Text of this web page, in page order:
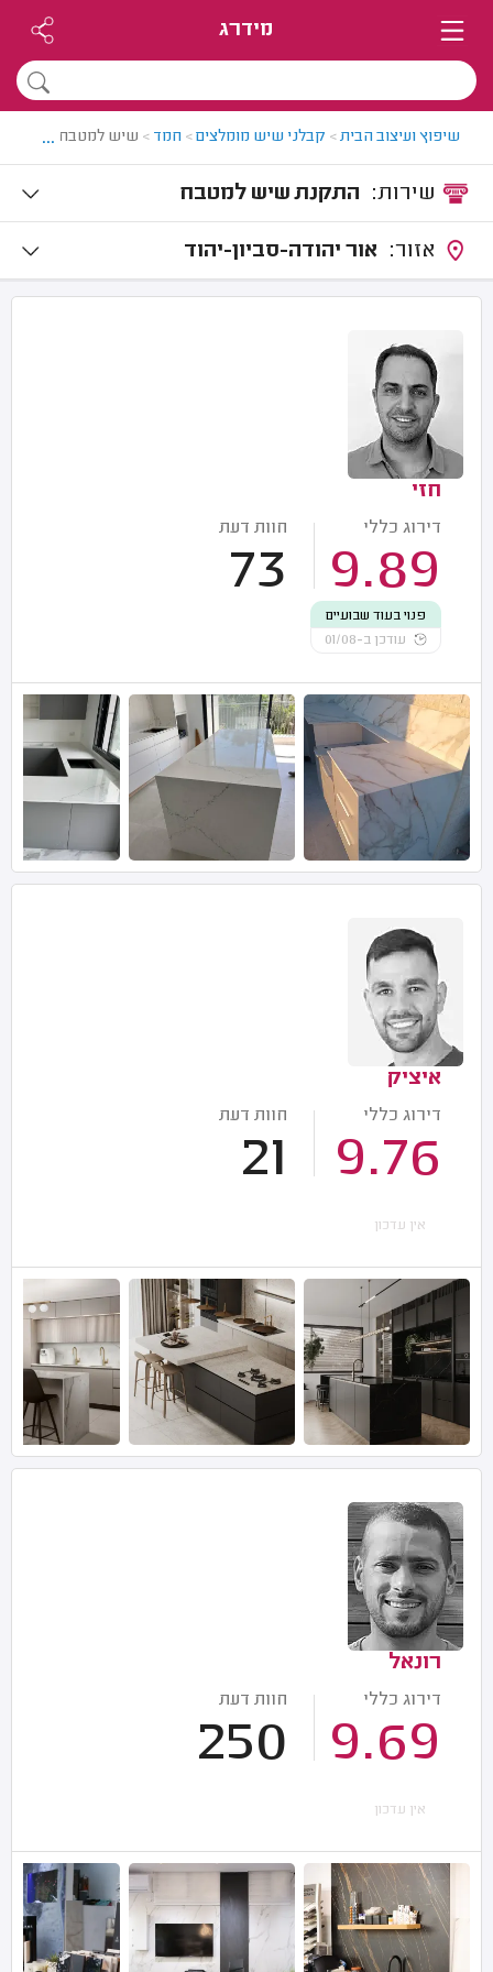
מידרג
שיפוץ ועיצוב הבית> קבלני שיש מומלצים> חמד > שיש למטבח בחמד
...
התקנת שיש למטבח
אור יהודה-סביון-יהוד
חזי
דירוג כללי
9.89
חוות דעת
73
פנוי בעוד שבועיים
עודכן ב-01/08
איציק
דירוג כללי
9.76
חוות דעת
21
אין עדכון
רונאל
דירוג כללי
9.69
חוות דעת
250
אין עדכון